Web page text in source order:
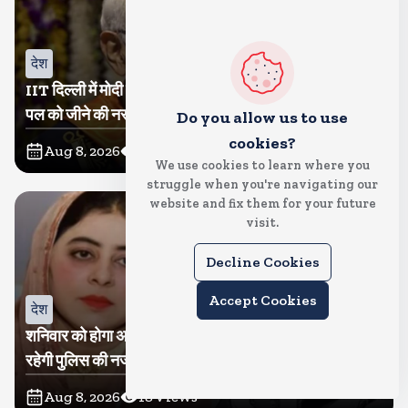
देश
IIT दिल्ली में मोदी बोले, मैं तो बाबा बागेश्वर नहीं हूं, छात्रों को दी इस
पल को जीने की नसीहत
Aug 8, 2026
देश
शनिवार को होगा अतीक का बेटा अबान सुपुर्दे-खाक, शाइस्ता पर
रहेगी पुलिस की नजर
Aug 8, 2026 18Views
Do you allow us to use
cookies?
We use cookies to learn where you
struggle when you're navigating our
website and fix them for your future
visit.
Decline Cookies
Accept Cookies